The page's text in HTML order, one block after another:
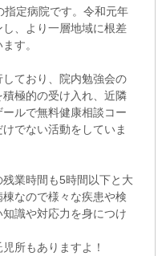
指定病院です。令和元年
、より一層地域に根差
す。
ており、院内勉強会の
極的の受け入れ、近隣
ルで無料健康相談コー
でない活動をしていま
業時間も5時間以下と大
なので様々な疾患や検
識や対応力を身につけ
所もありますよ！